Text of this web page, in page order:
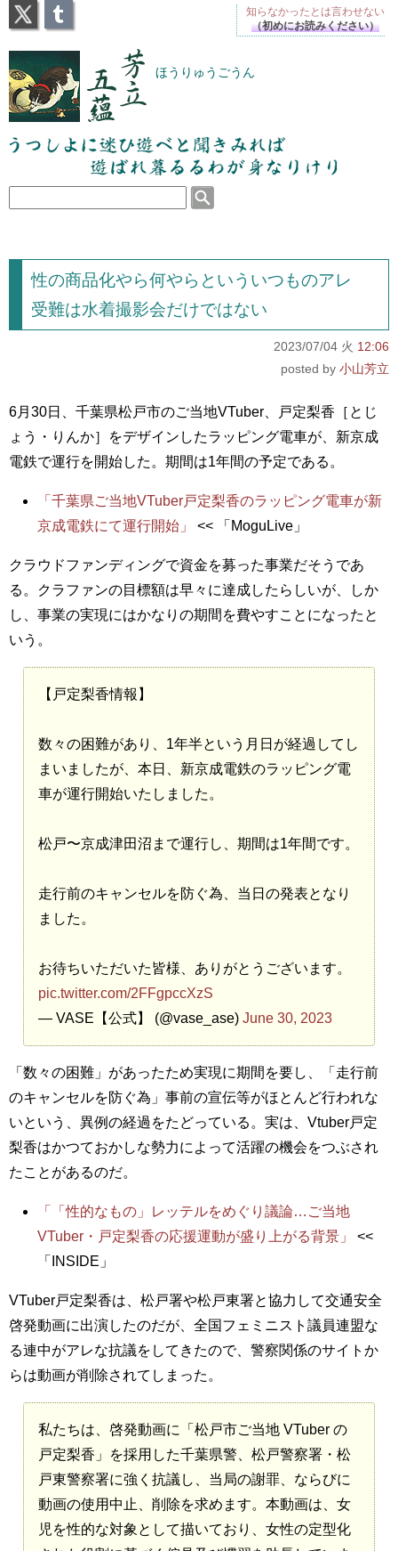
芳立五蘊 ほうりゅうごうん
うつしよに迷ひ遊べと聞きみれば遊ばれ暮るるわが
身なりけり
性の商品化やら何やらといういつものアレ
受難は水着撮影会だけではない
2023/07/04 火 12:06
小山芳立
6月30日、千葉県松戸市のご当地VTuber、戸定梨香［とじ
ょう・りんか］をデザインしたラッピング電車が、新京成
電鉄で運行を開始した。期間は1年間の予定である。
「千葉県ご当地VTuber戸定梨香のラッピング電車が新
京成電鉄にて運行開始」
<< 「MoguLive」
クラウドファンディングで資金を募った事業だそうであ
る。クラファンの目標額は早々に達成したらしいが、しか
し、事業の実現にはかなりの期間を費やすことになったと
いう。
【戸定梨香情報】
数々の困難があり、1年半という月日が経過してし
まいましたが、本日、新京成電鉄のラッピング電
車が運行開始いたしました。
松戸〜京成津田沼まで運行し、期間は1年間です。
走行前のキャンセルを防ぐ為、当日の発表となり
ました。
お待ちいただいた皆様、ありがとうございます。
pic.twitter.com/2FFgpccXzS
— VASE【公式】 (@vase_ase) June 30, 2023
「数々の困難」があったため実現に期間を要し、「走行前
のキャンセルを防ぐ為」事前の宣伝等がほとんど行われな
いという、異例の経過をたどっている。実は、Vtuber戸定
梨香はかつておかしな勢力によって活躍の機会をつぶされ
たことがあるのだ。
「「性的なもの」レッテルをめぐり議論…ご当地
VTuber・戸定梨香の応援運動が盛り上がる背景」
<<
「INSIDE」
VTuber戸定梨香は、松戸署や松戸東署と協力して交通安全
啓発動画に出演したのだが、全国フェミニスト議員連盟な
る連中がアレな抗議をしてきたので、警察関係のサイトか
らは動画が削除されてしまった。
私たちは、啓発動画に「松戸市ご当地 VTuber の
戸定梨香」を採用した千葉県警、松戸警察署・松
戸東警察署に強く抗議し、当局の謝罪、ならびに
動画の使用中止、削除を求めます。本動画は、女
児を性的な対象として描いており、女性の定型化
知らなかったとは言わせない
（初めにお読みください）
X Tumblr